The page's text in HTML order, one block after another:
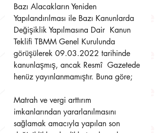
Bazı Alacakların Yeniden
Yapılandırılması ile Bazı Kanunlarda
Değişiklik Yapılmasına Dair  Kanun
Teklifi TBMM Genel Kurulunda
görüşülerek 09.03.2022 tarihinde
kanunlaşmış, ancak Resmî  Gazetede
henüz yayınlanmamıştır. Buna göre;
Matrah ve vergi arttırım
imkanlarından yararlanılmasını
sağlamak amacıyla yapılan son